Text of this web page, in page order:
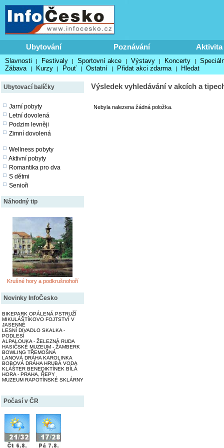
Ubytování Poznávání Aktivita
Slavnosti | Festivaly | Sportovní akce | Výstavy | Koncerty |
Zábava
| Kurzy | Pouť | Ostatní | Přidat akci zdarma | Hledat
Ubytovací balíčky
Jarní pobyty
Letní dovolená
Podzim levněji
Zimní dovolená
Wellness pobyty
Aktivní pobyty
Romantika pro dva
S dětmi
Senioři
Náhodný tip
Krušné hory a podkrušnohoří
Novinky InfoČesko
BIKEPARK OPÁLENÁ PSTRUŽÍ
MIKULÁŠTÍKOVO FOJTSTVÍ V
JASENNÉ
LESNÍ DIVADLO SKALKA -
PODLESÍ
ALPALOUKA - ŽELEZNÁ RUDA
HASIČSKÉ MUZEUM - ŽAMBERK
BOWLING TŘEMOŠNÁ
LANOVÁ DRÁHA KAROLINKA
BOBOVÁ DRÁHA HRUBÁ VODA
KLÁŠTER BENEDIKTÍNEK BÍLÁ
HORA - PRAHA, ŘEPY
MUZEUM RAPOTÍNSKÉ SKLÁRNY
Počasí v ČR
Výsledek vyhledávání v akcích a
Nebyla nalezena žádná položka.